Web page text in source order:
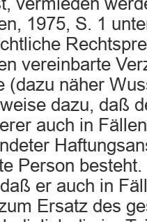
1975, S. 1
vereinbarte
(dazu näher
dazu, daß
auch in
Person
er auch in
Ersatz des